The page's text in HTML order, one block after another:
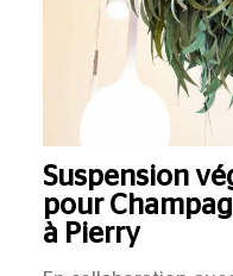
Suspension
pour
à Pierry